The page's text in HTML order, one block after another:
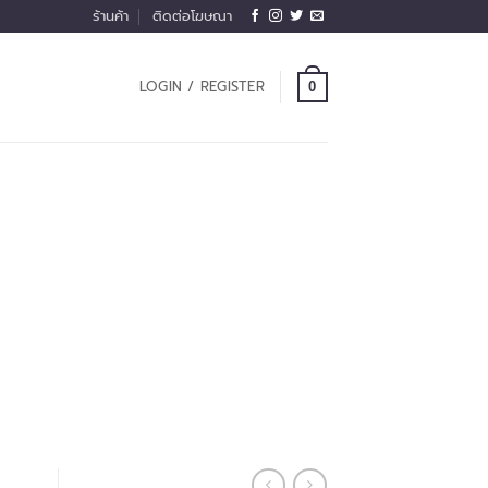
ร้านค้า ติดต่อโฆษณา
LOGIN / REGISTER 0